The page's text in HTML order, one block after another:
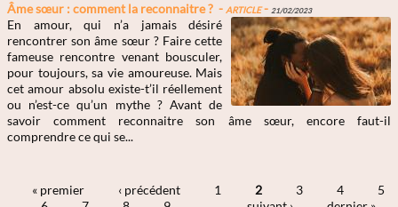
Âme sœur : comment la reconnaitre ? -Article- 21/02/2023
En amour, qui n’a jamais désiré
rencontrer son âme sœur ? Faire cette
fameuse rencontre venant bousculer,
pour toujours, sa vie amoureuse. Mais
cet amour absolu existe-t’il réellement
ou n’est-ce qu’un mythe ? Avant de
savoir comment reconnaitre son âme sœur, encore faut-il
comprendre ce qui se...
« premier ‹ précédent 1 2 3 4
5